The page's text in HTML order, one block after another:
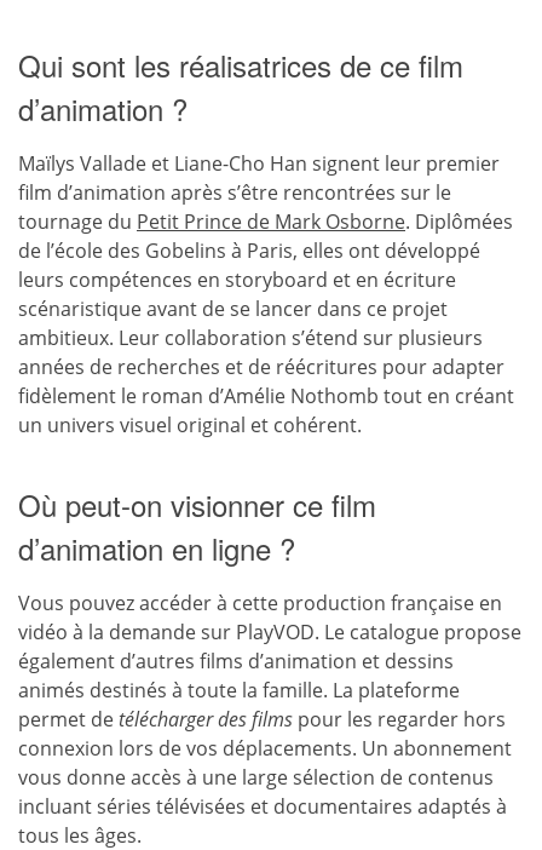
Qui sont les réalisatrices de ce film
d’animation ?
Maïlys Vallade et Liane-Cho Han signent leur premier
film d’animation après s’être rencontrées sur le
tournage du Petit Prince de Mark Osborne. Diplômées
de l’école des Gobelins à Paris, elles ont développé
leurs compétences en storyboard et en écriture
scénaristique avant de se lancer dans ce projet
ambitieux. Leur collaboration s’étend sur plusieurs
années de recherches et de réécritures pour adapter
fidèlement le roman d’Amélie Nothomb tout en créant
un univers visuel original et cohérent.
Où peut-on visionner ce film
d’animation en ligne ?
Vous pouvez accéder à cette production française en
vidéo à la demande sur PlayVOD. Le catalogue propose
également d’autres films d’animation et dessins
animés destinés à toute la famille. La plateforme
permet detélécharger des films pour les regarder hors
connexion lors de vos déplacements. Un abonnement
vous donne accès à une large sélection de contenus
incluant séries télévisées et documentaires adaptés à
tous les âges.